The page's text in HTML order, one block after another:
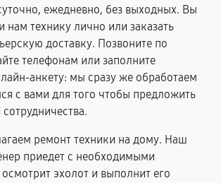
ежедневно, без выходных. Вы
нам технику лично или заказать
доставку. Позвоните по
телефонам или заполните
анкету: мы сразу же обработаем
с вами для того чтобы предложить
ремонт техники на дому. Наш
приедет с необходимыми
эхолот и выполнит его